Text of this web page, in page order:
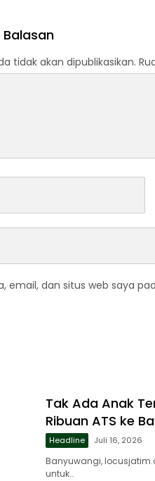
tidak akan dipublikasikan.
email, dan situs web saya
Tak Ada Anak
Ribuan ATS ke
Headline Juli 16, 2026
Banyuwangi,
untuk…